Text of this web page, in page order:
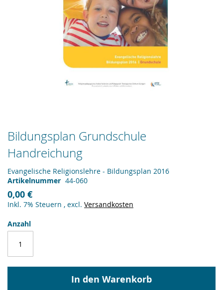
Bildungsplan Grundschule
Handreichung
Evangelische Religionslehre - Bildungsplan 2016
Artikelnummer 44-060
0,00 €
Inkl. 7% Steuern , excl. Versandkosten
Anzahl
In den Warenkorb
Zum
Anfang
der
Bildergalerie
springen